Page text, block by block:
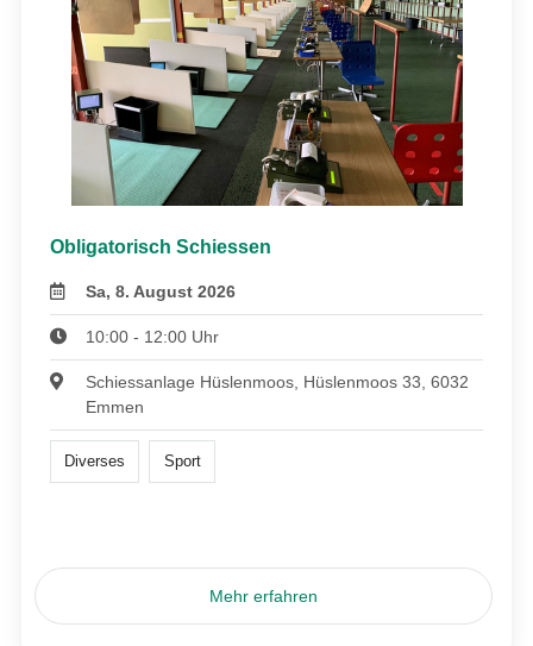
Obligatorisch Schiessen
Sa, 8. August 2026
10:00 - 12:00 Uhr
Schiessanlage Hüslenmoos, Hüslenmoos 33, 6032
Emmen
Diverses Sport
Mehr erfahren